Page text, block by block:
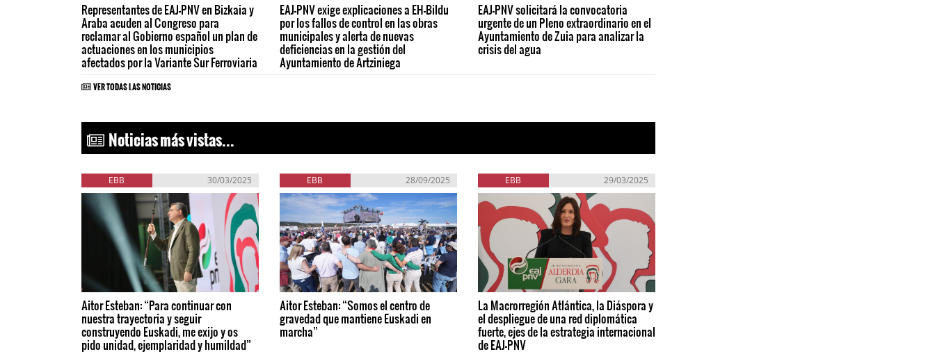
Representantes de EAJ-PNV en Bizkaia y
Araba acuden al Congreso para
reclamar al Gobierno español un plan de
actuaciones en los municipios
afectados por la Variante Sur Ferroviaria
EAJ-PNV exige explicaciones a EH-Bildu
por los fallos de control en las obras
municipales y alerta de nuevas
deficiencias en la gestión del
Ayuntamiento de Artziniega
EAJ-PNV solicitará la convocatoria
urgente de un Pleno extraordinario en el
Ayuntamiento de Zuia para analizar la
crisis del agua
VER TODAS LAS NOTICIAS
Noticias más vistas...
EBB 30/03/2025
Aitor Esteban: “Para continuar con
nuestra trayectoria y seguir
construyendo Euskadi, me exijo y os
pido unidad, ejemplaridad y humildad”
EBB 28/09/2025
Aitor Esteban: “Somos el centro de
gravedad que mantiene Euskadi en
marcha”
EBB 29/03/2025
La Macrorregión Atlántica, la Diáspora y
el despliegue de una red diplomática
fuerte, ejes de la estrategia internacional
de EAJ-PNV